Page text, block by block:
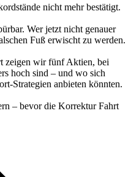
nicht mehr bestätigt.
Wer jetzt nicht genauer
Fuß erwischt zu werden.
zeigen wir fünf Aktien, bei
hoch sind – und wo sich
Strategien anbieten könnten.
– bevor die Korrektur Fahrt